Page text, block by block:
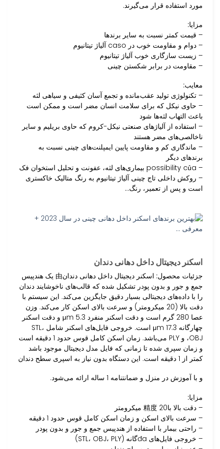
مورد استفاده قرار می‌گیرند.
مزایا:
– قیمت کمتر نسبت به سایر برندها
– دوام و مقاومت خوب در caso آلیاژ تیتانیوم
– زیست سازگاری خوب آلیاژ تیتانیوم
– مقاومت در برابر شکستن چینی
معایب:
– تکنولوژی تولید عقب‌مانده و تجمع آسان کثیفی و سیاهی لثه
– حاوی نیکل که برای سلامت انسان مضر است و ممکن است
باعث التهاب لثه‌ها شود
– استفاده از آلیاژهای صنعتی نیکل-کروم که حاوی بریلیم و سایر
ناخالصی‌های مضر هستند
– ماندگاری کم و مقاومت پایین ایمپلنت‌های چینی نسبت به
برندهای دیگر
– possibility của بیماری‌های لثه، عفونت و تحلیل استخوان فک
– روکش داخلی تاج چینی آلیاژ تیتانیوم به رنگ متالیک خاکستری
است و پس از تعمیر، رنگ…
اسکنر دیجیتال داخل دهانی دندان
جزئیات محصول:
اسکنر دیجیتال داخل دهانی دندان由 یک هندپیس
جمع و جور و بدون پودر تشکیل شده که قالب‌های ناخوشایند دندان
را با داده‌های دیجیتالی بسیار دقیق جایگزین می‌کند. این سیستم با
دقت بالا (20 میکرومتر) و سرعت بالای اسکن کار می‌کند. وزن
عصا 280 گرم است و دقت اسکنر منفرد 5.3 μm و دقت اسکنر
چهارگانه 17.3 μm است. خروجی فایل‌های اسکنر شامل STL،
OBJ، و PLY می‌باشد. زمان اسکن کامل قوس حدود 1 دقیقه است
و زمان سپری شده تا زمانی که فایل مدل دیجیتال موجود باشد
کمتر از 1 دقیقه است. این دستگاه بدون نیاز به اسپری سطح دندان
و با آموزش در منزل و ضمانتنامه 1 ساله ارائه می‌شود.
مزایا:
– دقت بالا با精度 20 میکرومتر
– سرعت بالای اسکن و زمان اسکن کامل قوس حدود 1 دقیقه
– راحتی بیمار با استفاده از هندپیس جمع و جور و بدون پودر
– خروجی فایل‌های đaگانه (STL، OBJ، PLY)